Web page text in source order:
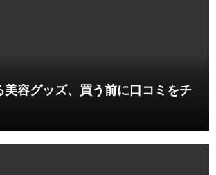
美容グッズ、買う前に口コミをチ